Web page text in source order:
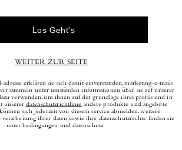
Bewertungen